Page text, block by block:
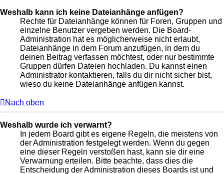
Weshalb kann ich keine Dateianhänge anfügen?
Rechte für Dateianhänge können für Foren, Gruppen und
einzelne Benutzer vergeben werden. Die Board-
Administration hat es möglicherweise nicht erlaubt,
Dateianhänge in dem Forum anzufügen, in dem du
deinen Beitrag verfassen möchtest, oder nur bestimmte
Gruppen dürfen Dateien hochladen. Du kannst einen
Administrator kontaktieren, falls du dir nicht sicher bist,
wieso du keine Dateianhänge anfügen kannst.
Nach oben
Weshalb wurde ich verwarnt?
In jedem Board gibt es eigene Regeln, die meistens von
der Administration festgelegt werden. Wenn du gegen
eine dieser Regeln verstoßen hast, kann sie dir eine
Verwarnung erteilen. Bitte beachte, dass dies die
Entscheidung der Administration dieses Boards ist und